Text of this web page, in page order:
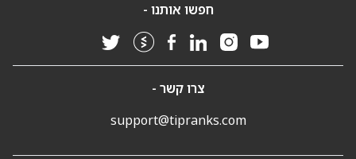
חפשו אותנו -
צרו קשר -
support@tipranks.com